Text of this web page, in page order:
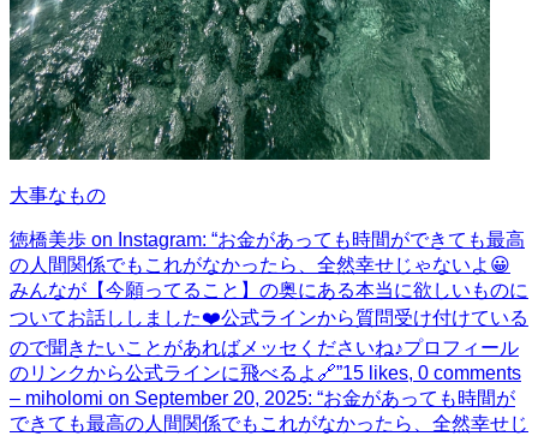
大事なもの
徳橋美歩 on Instagram: “お金があっても時間ができても最高
の人間関係でもこれがなかったら、全然幸せじゃないよ😀
みんなが【今願ってること】の奥にある本当に欲しいものに
ついてお話ししました❤️公式ラインから質問受け付けている
ので聞きたいことがあればメッセくださいね♪プロフィール
のリンクから公式ラインに飛べるよ🔗”15 likes, 0 comments
– miholomi on September 20, 2025: “お金があっても時間が
できても最高の人間関係でもこれがなかったら、全然幸せじ